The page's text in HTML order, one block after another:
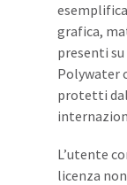
grafica,
presenti
Polywater
protetti
L’utente
licenza